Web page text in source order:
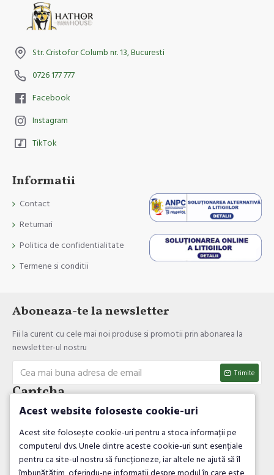
Str. Cristofor Columb nr. 13, Bucuresti
0726 177 777
Facebook
Instagram
TikTok
Informatii
Contact
Returnari
Politica de confidentialitate
Termene si conditii
Aboneaza-te la newsletter
Fii la curent cu cele mai noi produse si promotii prin abonarea la
newsletter-ul nostru
Trimite
Captcha
Acest website foloseste cookie-uri
Acest site folosește cookie-uri pentru a stoca informații pe
computerul dvs. Unele dintre aceste cookie-uri sunt esențiale
pentru ca site-ul nostru să funcționeze, iar altele ne ajută să îl